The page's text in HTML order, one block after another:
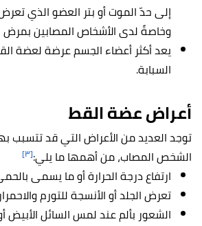
إلى حدّ الموت أو بتر العضو الذي
وخاصةً لدى الأشخاص المصابين
يعد أكثر أعضاء الجسم عرضة لعضة
السبابة.
أعراض عضة القط
توجد العديد من الأعراض التي قد تتسبب
الشخص المصاب، من أهمها ما يلي:[٣]
ارتفاع درجة الحرارة أو ما يسمى
تعرض الجلد أو الأنسجة للتورم
الشعور بألم عند لمس السائل الأبيض